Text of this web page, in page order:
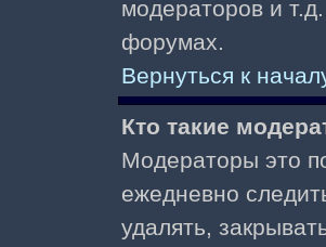
модераторов и
форумах.
Вернуться к
Кто такие
Модераторы это
ежедневно
удалять,